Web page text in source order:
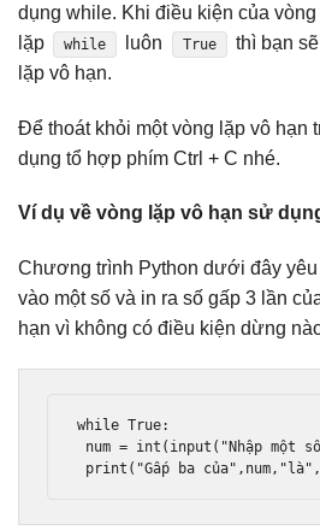
dụng while. Khi điều kiện của vòng
lặp
while luôn True
thì bạn
lặp vô hạn.
Để thoát khỏi một vòng lặp vô hạn
dụng tổ hợp phím Ctrl + C nhé.
Ví dụ về vòng lặp vô hạn sử
Chương trình Python dưới đây
vào một số và in ra số gấp 3 lần
hạn vì không có điều kiện dừng
while True:
num = int ( input ( "Nhập một
print ( "Gấp ba của" , num, "là"